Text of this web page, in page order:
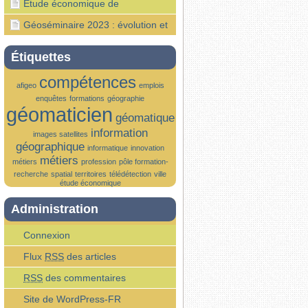
géomaticien (Article Le Parisien
Étudiant)
Étude économique de
l’écosystème géonumériques : les
premiers résultats….
Géoséminaire 2023 : évolution et
influence de la géomatique sur le
territoire
Étiquettes
afigeo compétences emplois
enquêtes formations géographie
géomaticien géomatique
images satellites information
géographique informatique innovation
métiers métiers profession pôle formation-
recherche spatial territoires télédétection ville
étude économique
Administration
Connexion
Flux RSS des articles
RSS des commentaires
Site de WordPress-FR